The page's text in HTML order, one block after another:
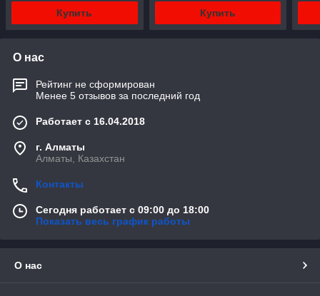
Купить Купить
О нас
Рейтинг не сформирован
Менее 5 отзывов за последний год
Работает с 16.04.2018
г. Алматы
Алматы, Казахстан
Контакты
Сегодня работает с 09:00 до 18:00
Показать весь график работы
О нас